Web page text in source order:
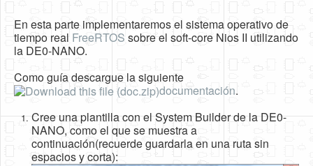
En esta parte implementaremos el sistema operativo de
tiempo real FreeRTOS sobre el soft-core Nios II utilizando
la DE0-NANO.
Como guía descargue la siguiente
documentación.
Cree una plantilla con el System Builder de la DE0-
NANO, como el que se muestra a
continuación(recuerde guardarla en una ruta sin
espacios y corta):